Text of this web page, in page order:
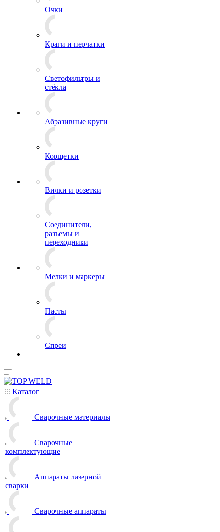
Очки
Краги и перчатки
Светофильтры и
стёкла
Абразивные круги
Корщетки
Вилки и розетки
Соединители,
разъемы и
переходники
Мелки и маркеры
Пасты
Спреи
Каталог
Сварочные материалы
Сварочные
комплектующие
Аппараты лазерной
сварки
Сварочные аппараты